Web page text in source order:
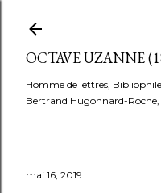
OCTAVE UZANNE
Homme de lettres,
Bertrand Hugonnard-
mai 16, 2019